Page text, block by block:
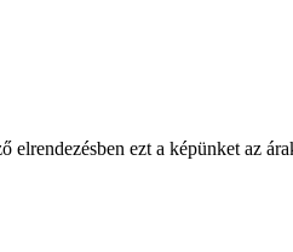
elrendezésben ezt a képünket az